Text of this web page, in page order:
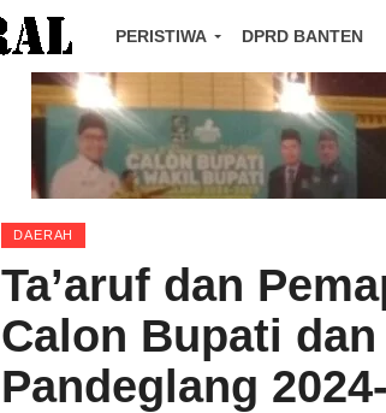
PERISTIWA DPRD BANTEN
DAERAH
Ta’aruf dan
Calon Bupati
Pandeglang